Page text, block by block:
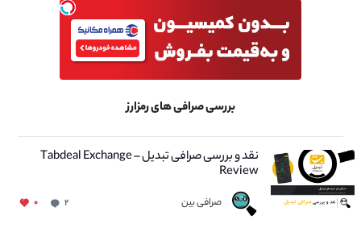
بررسی صرافی های رمزارز
نقد و بررسی صرافی تبدیل – Tabdeal Exchange
Review
صرافی بین ۲ ۰